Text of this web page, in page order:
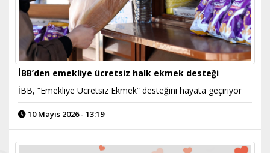
İBB’den emekliye ücretsiz halk ekmek desteği
İBB, “Emekliye Ücretsiz Ekmek” desteğini hayata geçiriyor
10 Mayıs 2026 - 13:19